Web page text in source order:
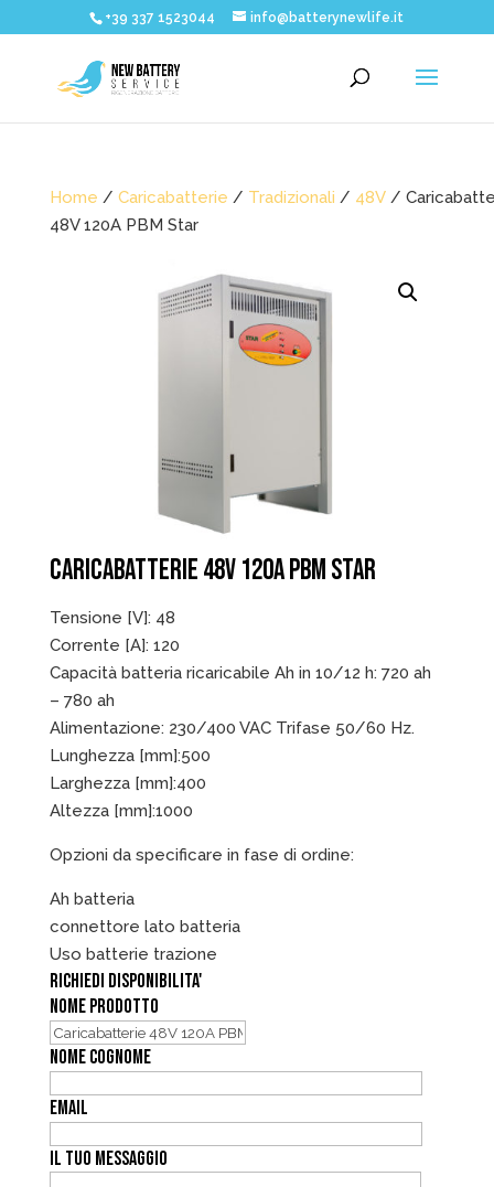
+39 337 1523044 info@batterynewlife.it
Home / Caricabatterie / Tradizionali / 48V/
48V 120A PBM Star
CARICABATTERIE 48V 120A PBM STAR
Tensione [V]: 48
Corrente [A]: 120
Capacità batteria ricaricabile Ah in 10/12 h: 720 ah
– 780 ah
Alimentazione: 230/400 VAC Trifase 50/60 Hz.
Lunghezza [mm]:500
Larghezza [mm]:400
Altezza [mm]:1000
Opzioni da specificare in fase di ordine:
Ah batteria
connettore lato batteria
Uso batterie trazione
RICHIEDI DISPONIBILITA'
NOME PRODOTTO
NOME COGNOME
EMAIL
IL TUO MESSAGGIO